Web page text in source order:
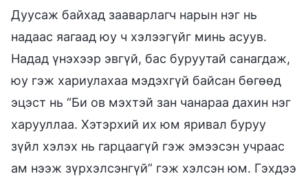
Дуусаж байхад зааварлагч нарын нэг нь
надаас яагаад юу ч хэлээгүйг минь асуув.
Надад үнэхээр эвгүй, бас буруутай санагдаж,
юу гэж хариулахаа мэдэхгүй байсан бөгөөд
эцэст нь “Би ов мэхтэй зан чанараа дахин нэг
харууллаа. Хэтэрхий их юм яривал буруу
зүйл хэлэх нь гарцаагүй гэж эмээсэн учраас
ам нээж зүрхэлсэнгүй” гэж хэлсэн юм. Гэхдээ